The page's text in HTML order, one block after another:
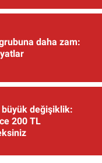
daha zam:
değişiklik:
200 TL